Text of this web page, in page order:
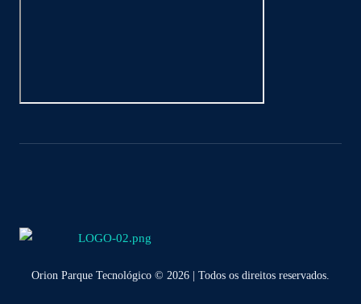
Orion Parque Tecnológico © 2026 | Todos os direitos reservados.